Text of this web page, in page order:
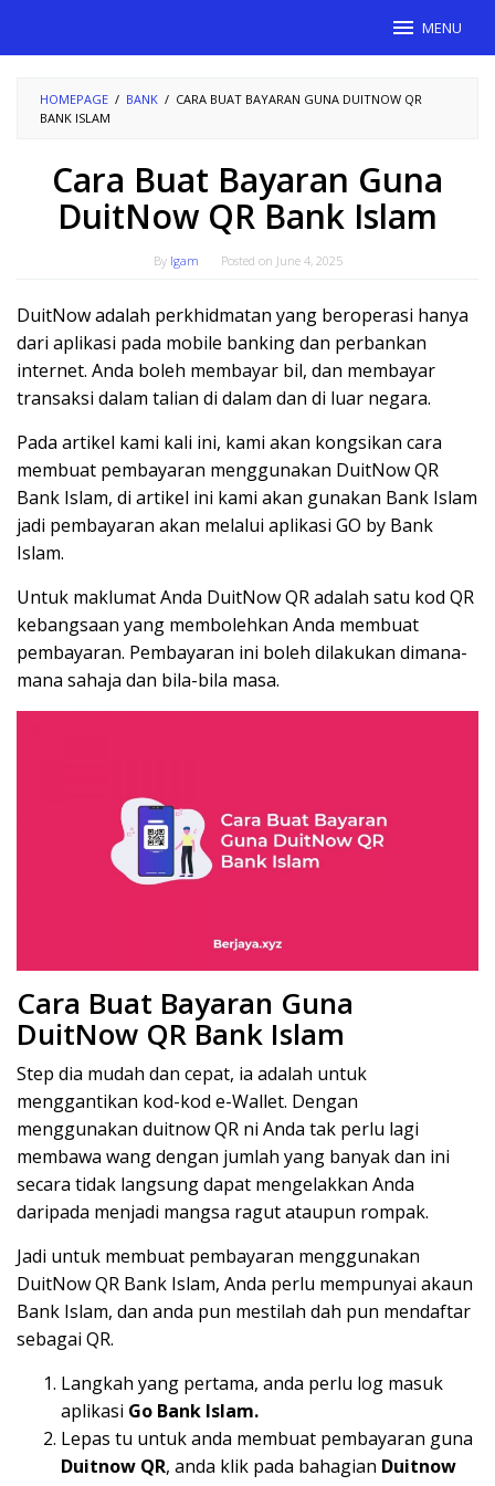
MENU
HOMEPAGE / BANK / CARA BUAT BAYARAN GUNA DUITNOW QR
BANK ISLAM
Cara Buat Bayaran Guna
DuitNow QR Bank Islam
By Igam Posted on June 4, 2025
DuitNow adalah perkhidmatan yang beroperasi hanya
dari aplikasi pada mobile banking dan perbankan
internet. Anda boleh membayar bil, dan membayar
transaksi dalam talian di dalam dan di luar negara.
Pada artikel kami kali ini, kami akan kongsikan cara
membuat pembayaran menggunakan DuitNow QR
Bank Islam, di artikel ini kami akan gunakan Bank Islam
jadi pembayaran akan melalui aplikasi GO by Bank
Islam.
Untuk maklumat Anda DuitNow QR adalah satu kod QR
kebangsaan yang membolehkan Anda membuat
pembayaran. Pembayaran ini boleh dilakukan dimana-
mana sahaja dan bila-bila masa.
Cara Buat Bayaran Guna
DuitNow QR Bank Islam
Step dia mudah dan cepat, ia adalah untuk
menggantikan kod-kod e-Wallet. Dengan
menggunakan duitnow QR ni Anda tak perlu lagi
membawa wang dengan jumlah yang banyak dan ini
secara tidak langsung dapat mengelakkan Anda
daripada menjadi mangsa ragut ataupun rompak.
Jadi untuk membuat pembayaran menggunakan
DuitNow QR Bank Islam, Anda perlu mempunyai akaun
Bank Islam, dan anda pun mestilah dah pun mendaftar
sebagai QR.
Langkah yang pertama, anda perlu log masuk
aplikasi Go Bank Islam.
Lepas tu untuk anda membuat pembayaran guna
Duitnow QR, anda klik pada bahagian Duitnow